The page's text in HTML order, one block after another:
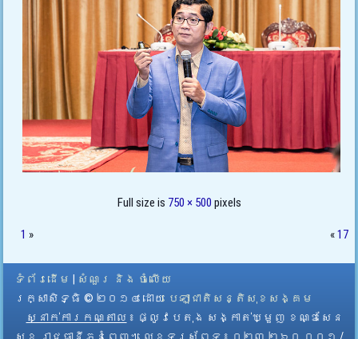
Full size is 750 × 500 pixels
1 » «17
ទំព័រដើម
សំណួរ និង ចំលើយ
រក្សាសិទ្ធិ © ២០១៤ ដោយ​ បេឡាជាតិសន្តិសុខសង្គម
ស្នាក់ការកណ្តាល ៖ ផ្លូវបេតុង សង្កាត់ឃ្មួញ ខណ្ឌសែន
សុខ រាជធានីភ្នំពេញ។ លេខទូរស័ព្ទ ៖ ០២៣ ២៦០ ០០១ /